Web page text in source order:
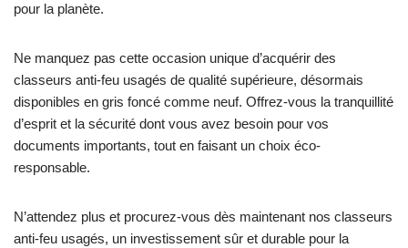
pour la planète.
Ne manquez pas cette occasion unique d’acquérir des
classeurs anti-feu usagés de qualité supérieure, désormais
disponibles en gris foncé comme neuf. Offrez-vous la tranquillité
d’esprit et la sécurité dont vous avez besoin pour vos
documents importants, tout en faisant un choix éco-
responsable.
N’attendez plus et procurez-vous dès maintenant nos classeurs
anti-feu usagés, un investissement sûr et durable pour la